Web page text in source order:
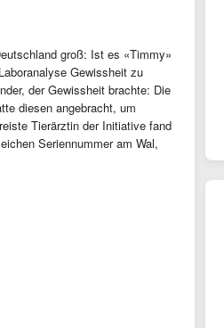
groß: Ist es «Timmy»
Gewissheit zu
der Gewissheit brachte: Die
diesen angebracht, um
Tierärztin der Initiative fand
Seriennummer am Wal,